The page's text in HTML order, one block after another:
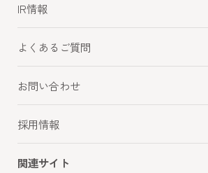
ピリ辛 濃厚な味が食欲を増進させます。
IR情報
よくあるご質問
お問い合わせ
採用情報
関連サイト